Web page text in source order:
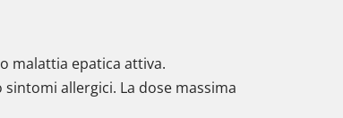
o malattia epatica attiva.
allergici. La dose massima